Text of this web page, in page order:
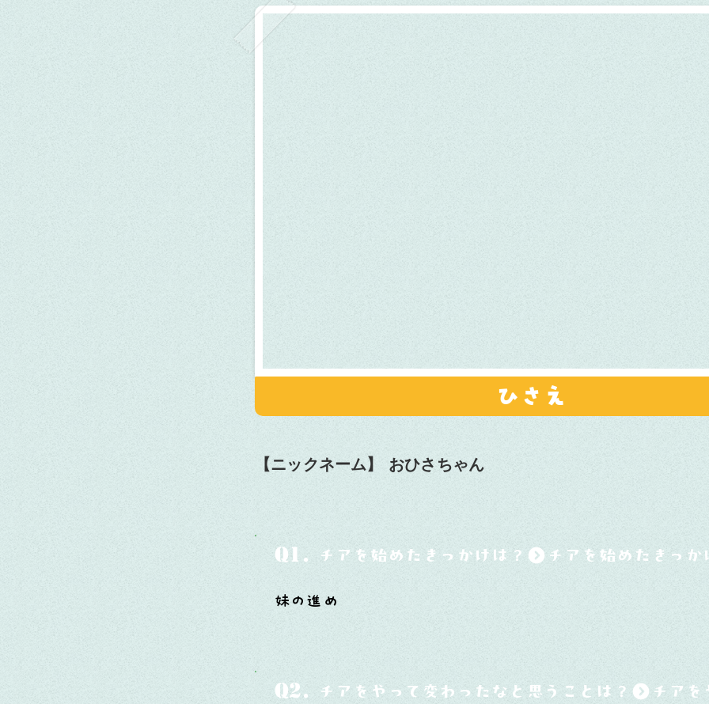
ひさえ
【ニックネーム】 おひさちゃん
Q1. チアを始めたきっかけは？
妹の進め
Q2. チアをやって変わったなと思うことは？